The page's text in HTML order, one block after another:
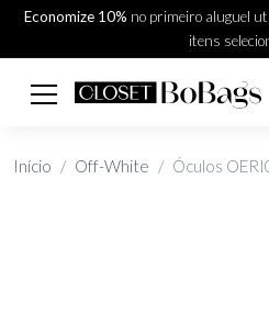
Economize 10% no primeiro aluguel
itens
Início Off-White Óculos